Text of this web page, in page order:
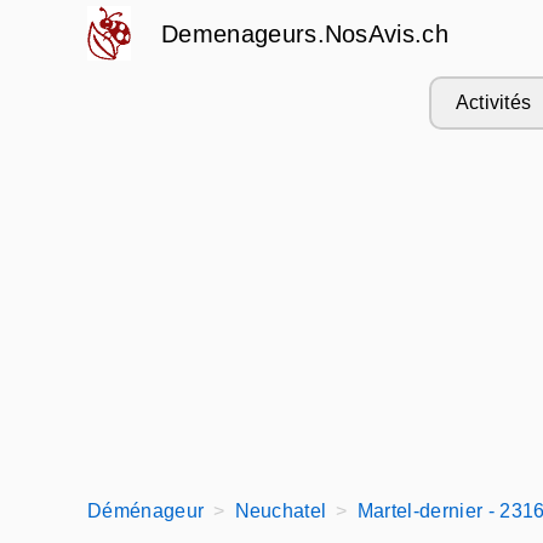
Demenageurs.NosAvis.ch
Activités
Déménageur Neuchatel Martel-dernier -